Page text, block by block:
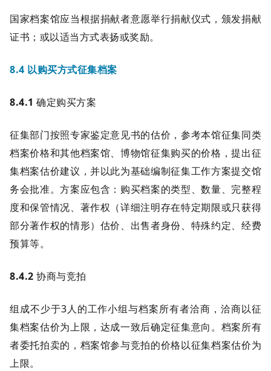
国家档案馆应当根据捐献者意愿举行捐献仪式，颁发捐献
证书；或以适当方式表扬或奖励。
8.4 以购买方式征集档案
8.4.1 确定购买方案
征集部门按照专家鉴定意见书的估价，参考本馆征集同类
档案价格和其他档案馆、博物馆征集购买的价格，提出征
集档案估价建议，并以此为基础编制征集工作方案提交馆
务会批准。方案应包含：购买档案的类型、数量、完整程
度和保管情况、著作权（详细注明存在特定期限或只获得
部分著作权的情形）估价、出售者身份、特殊约定、经费
预算等。
8.4.2 协商与竞拍
组成不少于3人的工作小组与档案所有者洽商，洽商以征
集档案估价为上限，达成一致后确定征集意向。档案所有
者委托拍卖的，档案馆参与竞拍的价格以征集档案估价为
上限。